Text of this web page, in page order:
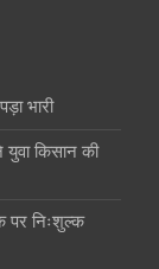
भारी
किसान की
पर निःशुल्क